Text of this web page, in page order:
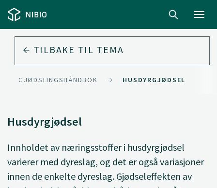
TILBAKE TIL TEMA
GJØDSLINGSHÅNDBOK HUSDYRGJØDSEL
Husdyrgjødsel
Innholdet av næringsstoffer i husdyrgjødsel
varierer med dyreslag, og det er også variasjoner
innen de enkelte dyreslag. Gjødseleffekten av